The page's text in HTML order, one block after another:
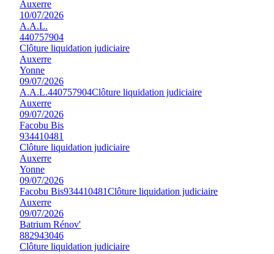
Auxerre
10/07/2026
A.A.L.
440757904
Clôture liquidation judiciaire
Auxerre
Yonne
09/07/2026
A.A.L.440757904Clôture liquidation judiciaire
Auxerre
09/07/2026
Facobu Bis
934410481
Clôture liquidation judiciaire
Auxerre
Yonne
09/07/2026
Facobu Bis934410481Clôture liquidation judiciaire
Auxerre
09/07/2026
Batrium Rénov'
882943046
Clôture liquidation judiciaire